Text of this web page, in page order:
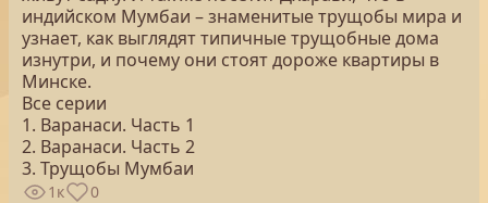
индийском Мумбаи – знаменитые трущобы мира и
узнает, как выглядят типичные трущобные дома
изнутри, и почему они стоят дороже квартиры в
Минске.
Все серии
1. Варанаси. Часть 1
2. Варанаси. Часть 2
3. Трущобы Мумбаи
1к 0